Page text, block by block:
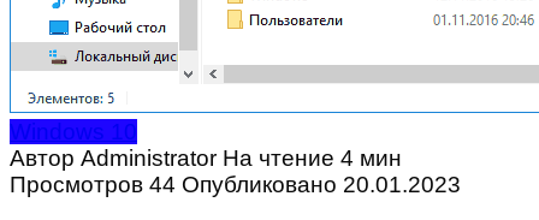
Windows 10
Автор Administrator На чтение 4 мин
Просмотров 44 Опубликовано 20.01.2023